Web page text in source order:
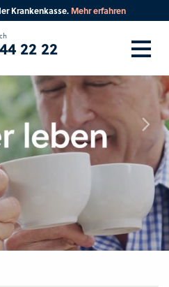
Krankenkasse. Mehr erfahren
22 22
Sie suchen eine Beratung vor Ort?
Beratung